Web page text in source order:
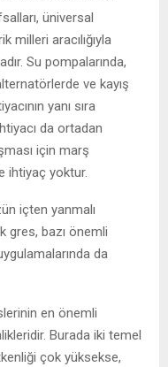
üniversal
aracılığıyla
Su pompalarında,
ve kayış
yanı sıra
da ortadan
için marş
ihtiyaç yoktur.
içten yanmalı
gres, bazı önemli
da
en önemli
Burada iki temel
çok yüksekse,